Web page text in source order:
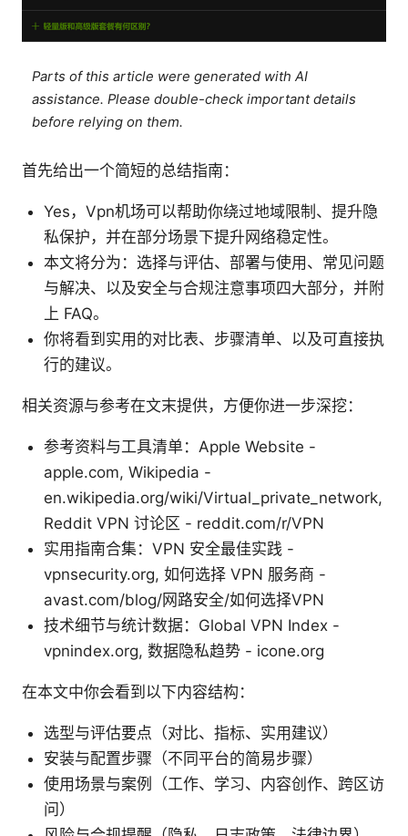
Parts of this article were generated with AI
assistance. Please double-check important details
before relying on them.
首先给出一个简短的总结指南：
Yes，Vpn机场可以帮助你绕过地域限制、提升隐
私保护，并在部分场景下提升网络稳定性。
本文将分为：选择与评估、部署与使用、常见问题
与解决、以及安全与合规注意事项四大部分，并附
上 FAQ。
你将看到实用的对比表、步骤清单、以及可直接执
行的建议。
相关资源与参考在文末提供，方便你进一步深挖：
参考资料与工具清单：Apple Website -
apple.com, Wikipedia -
en.wikipedia.org/wiki/Virtual_private_network,
Reddit VPN 讨论区 - reddit.com/r/VPN
实用指南合集：VPN 安全最佳实践 -
vpnsecurity.org, 如何选择 VPN 服务商 -
avast.com/blog/网路安全/如何选择VPN
技术细节与统计数据：Global VPN Index -
vpnindex.org, 数据隐私趋势 - icone.org
在本文中你会看到以下内容结构：
选型与评估要点（对比、指标、实用建议）
安装与配置步骤（不同平台的简易步骤）
使用场景与案例（工作、学习、内容创作、跨区访
问）